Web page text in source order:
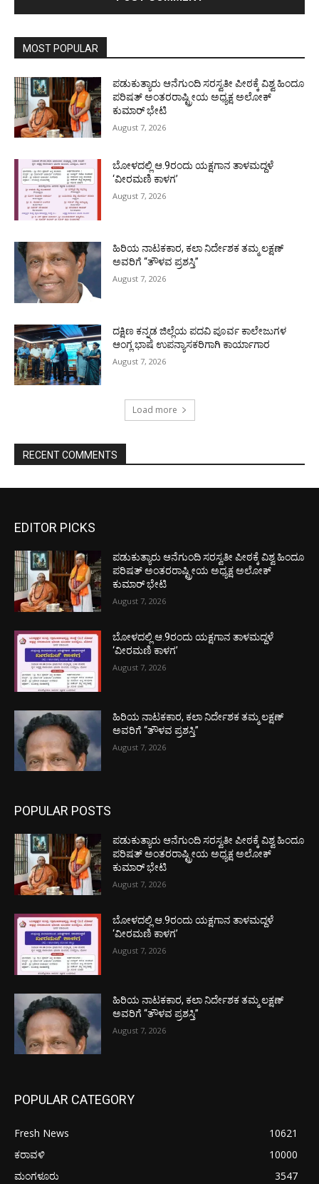
MOST POPULAR
ಪಡುಕುತ್ಯಾರು ಆನೆಗುಂದಿ ಸರಸ್ವತೀ ಪೀಠಕ್ಕೆ ವಿಶ್ವ ಹಿಂದೂ
ಪರಿಷತ್ ಅಂತರರಾಷ್ಟ್ರೀಯ ಅಧ್ಯಕ್ಷ ಅಲೋಕ್
ಕುಮಾರ್ ಭೇಟಿ
August 7, 2026
ಬೋಳದಲ್ಲಿ ಆ.9ರಂದು ಯಕ್ಷಗಾನ ತಾಳಮದ್ದಳೆ
‘ವೀರಮಣಿ ಕಾಳಗ’
August 7, 2026
ಹಿರಿಯ ನಾಟಕಕಾರ, ಕಲಾ ನಿರ್ದೇಶಕ ತಮ್ಮ ಲಕ್ಷಣ್
ಅವರಿಗೆ “ತೌಳವ ಪ್ರಶಸ್ತಿ”
August 7, 2026
ದಕ್ಷಿಣ ಕನ್ನಡ ಜಿಲ್ಲೆಯ ಪದವಿ ಪೂರ್ವ ಕಾಲೇಜುಗಳ
ಆಂಗ್ಲ ಭಾಷೆ ಉಪನ್ಯಾಸಕರಿಗಾಗಿ ಕಾರ್ಯಾಗಾರ
August 7, 2026
Load more
RECENT COMMENTS
EDITOR PICKS
ಪಡುಕುತ್ಯಾರು ಆನೆಗುಂದಿ ಸರಸ್ವತೀ ಪೀಠಕ್ಕೆ ವಿಶ್ವ ಹಿಂದೂ
ಪರಿಷತ್ ಅಂತರರಾಷ್ಟ್ರೀಯ ಅಧ್ಯಕ್ಷ ಅಲೋಕ್
ಕುಮಾರ್ ಭೇಟಿ
August 7, 2026
ಬೋಳದಲ್ಲಿ ಆ.9ರಂದು ಯಕ್ಷಗಾನ ತಾಳಮದ್ದಳೆ
‘ವೀರಮಣಿ ಕಾಳಗ’
August 7, 2026
ಹಿರಿಯ ನಾಟಕಕಾರ, ಕಲಾ ನಿರ್ದೇಶಕ ತಮ್ಮ ಲಕ್ಷಣ್
ಅವರಿಗೆ “ತೌಳವ ಪ್ರಶಸ್ತಿ”
August 7, 2026
POPULAR POSTS
ಪಡುಕುತ್ಯಾರು ಆನೆಗುಂದಿ ಸರಸ್ವತೀ ಪೀಠಕ್ಕೆ ವಿಶ್ವ ಹಿಂದೂ
ಪರಿಷತ್ ಅಂತರರಾಷ್ಟ್ರೀಯ ಅಧ್ಯಕ್ಷ ಅಲೋಕ್
ಕುಮಾರ್ ಭೇಟಿ
August 7, 2026
ಬೋಳದಲ್ಲಿ ಆ.9ರಂದು ಯಕ್ಷಗಾನ ತಾಳಮದ್ದಳೆ
‘ವೀರಮಣಿ ಕಾಳಗ’
August 7, 2026
ಹಿರಿಯ ನಾಟಕಕಾರ, ಕಲಾ ನಿರ್ದೇಶಕ ತಮ್ಮ ಲಕ್ಷಣ್
ಅವರಿಗೆ “ತೌಳವ ಪ್ರಶಸ್ತಿ”
August 7, 2026
POPULAR CATEGORY
Fresh News
10621
ಕರಾವಳಿ
10000
ಮಂಗಳೂರು
3547